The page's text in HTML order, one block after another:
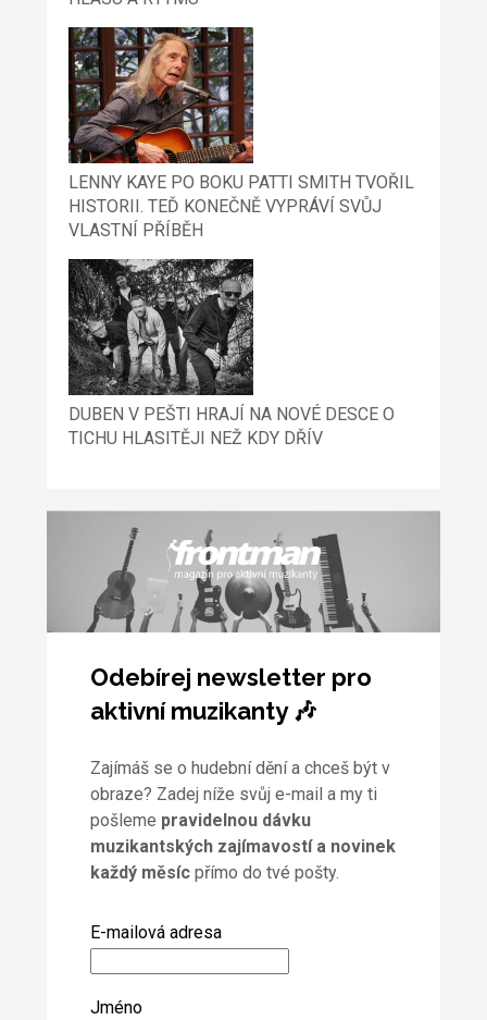
LENNY KAYE PO BOKU PATTI SMITH TVOŘIL
HISTORII. TEĎ KONEČNĚ VYPRÁVÍ SVŮJ
VLASTNÍ PŘÍBĚH
DUBEN V PEŠTI HRAJÍ NA NOVÉ DESCE O
TICHU HLASITĚJI NEŽ KDY DŘÍV
Odebírej newsletter pro
aktivní muzikanty 🎶
Zajímáš se o hudební dění a chceš být v
obraze? Zadej níže svůj e-mail a my ti
pošleme pravidelnou dávku
muzikantských zajímavostí a novinek
každý měsícpřímo do tvé pošty.
E-mailová adresa
Jméno